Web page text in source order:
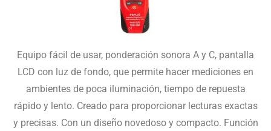
Equipo fácil de usar, ponderación sonora A y C, pantalla
LCD con luz de fondo, que permite hacer mediciones en
ambientes de poca iluminación, tiempo de repuesta
rápido y lento. Creado para proporcionar lecturas exactas
y precisas. Con un diseño novedoso y compacto. Función